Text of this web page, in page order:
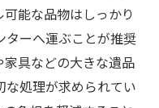
能な品物はしっかり
ターへ運ぶことが推奨
具などの大きな遺品
な処理が求められてい